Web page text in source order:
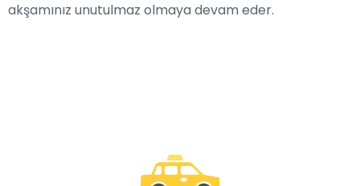
akşamınız unutulmaz olmaya devam eder.